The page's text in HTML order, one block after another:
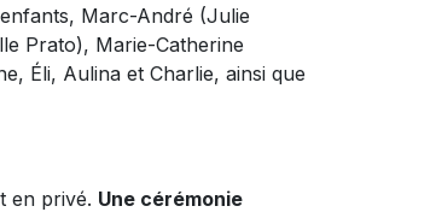
Marc-André (Julie
Prato), Marie-Catherine
Éli, Aulina et Charlie, ainsi que
en privé. Une cérémonie